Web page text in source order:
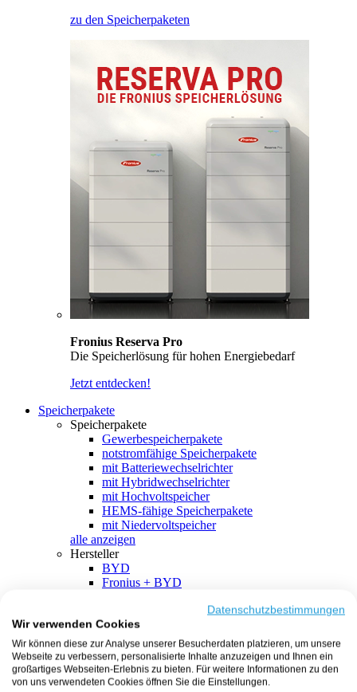
zu den Speicherpaketen
Fronius Reserva Pro
Die Speicherlösung für hohen Energiebedarf
Jetzt entdecken!
Speicherpakete
Speicherpakete
Gewerbespeicherpakete
notstromfähige Speicherpakete
mit Batteriewechselrichter
mit Hybridwechselrichter
mit Hochvoltspeicher
HEMS-fähige Speicherpakete
mit Niedervoltspeicher
alle anzeigen
Hersteller
BYD
Fronius + BYD
SMA + BYD
EcoFlow
EcoFlow + EcoFlow
FENECON
FENECON + FENECON
Datenschutzbestimmungen
Wir verwenden Cookies
Wir können diese zur Analyse unserer Besucherdaten platzieren, um unsere
Webseite zu verbessern, personalisierte Inhalte anzuzeigen und Ihnen ein
großartiges Webseiten-Erlebnis zu bieten. Für weitere Informationen zu den
von uns verwendeten Cookies öffnen Sie die Einstellungen.